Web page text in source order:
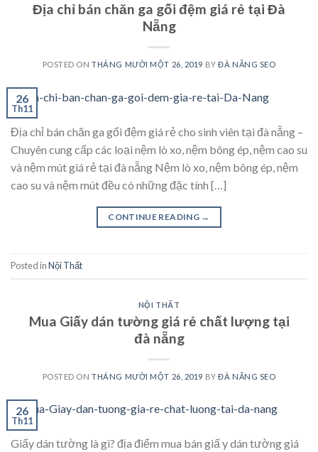
Địa chỉ bán chăn ga gối đệm giá rẻ tại Đà
Nẵng
POSTED ONTHÁNG MƯỜI MỘT 26, 2019 BYĐÀ NẴNG SEO
26
Th11
Địa chỉ bán chăn ga gối đệm giá rẻ cho sinh viên tại đà nẵng –
Chuyên cung cấp các loại nệm lò xo, nệm bông ép, nệm cao su
và nệm mút giá rẻ tại đà nẵng Nệm lò xo, nệm bông ép, nệm
cao su và nệm mút đều có những đặc tính […]
CONTINUE READING →
Posted inNội Thất
NỘI THẤT
Mua Giấy dán tường giá rẻ chất lượng tại
đà nẵng
POSTED ONTHÁNG MƯỜI MỘT 26, 2019 BYĐÀ NẴNG SEO
26
Th11
Giấy dán tường là gì? địa điểm mua bán giấ y dán tường giá